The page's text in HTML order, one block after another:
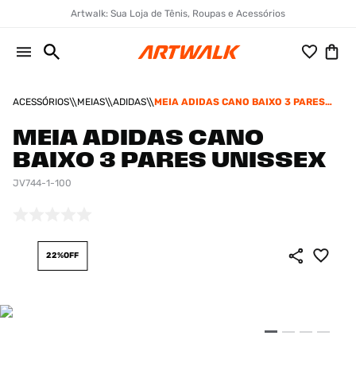
Artwalk: Sua Loja de Tênis, Roupas e Acessórios
ACESSÓRIOS MEIAS ADIDAS
MEIA ADIDAS CANO BAIXO 3 PARES
MEIA ADIDAS CANO
BAIXO 3 PARES UNISSEX
JV744-1-100
22%OFF